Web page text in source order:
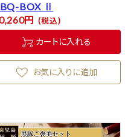
BOX Ⅱ
税込
カートに入れる
お気に入りに追加